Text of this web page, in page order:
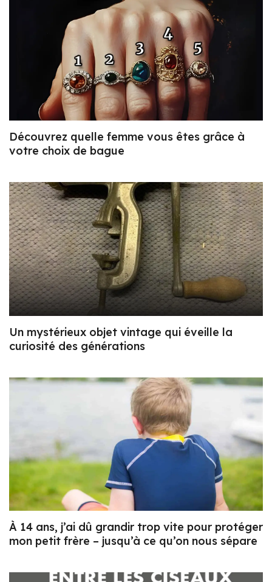
Découvrez quelle femme vous êtes grâce à
votre choix de bague
Un mystérieux objet vintage qui éveille la
curiosité des générations
À 14 ans, j’ai dû grandir trop vite pour protéger
mon petit frère – jusqu’à ce qu’on nous sépare